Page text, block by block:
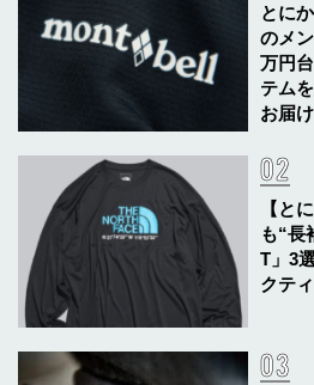
とに
のメ
万円
テム
お届け
【と
も“長
T」3
クテ